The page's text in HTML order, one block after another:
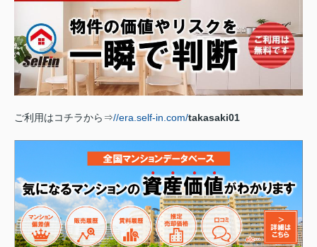
ご利用はコチラから⇒//era.self-in.com/takasaki01